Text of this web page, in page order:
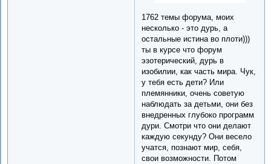
1762 темы форума, моих
несколько - это дурь, а
остальные истина во плоти)))
ты в курсе что форум
эзотерический, дурь в
изобилии, как часть мира. Чук,
у тебя есть дети? Или
племянники, очень советую
наблюдать за детьми, они без
внедренных глубоко программ
дури. Смотри что они делают
каждую секунду? Они весело
учатся, познают мир, себя,
свои возможности. Потом